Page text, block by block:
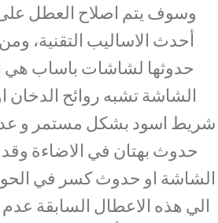
وسوف يتم اصلاح العطل على
أحدث الاساليب التقنية،
حدوثها لشاشات باساب هي
الشاشة تشبه روائح الدخان
شريط اسود بشكل مستمر و
حدوث بهتان في الاضاءة
الشاشة او حدوث كسر في
الي هذه الاعطال السابقة